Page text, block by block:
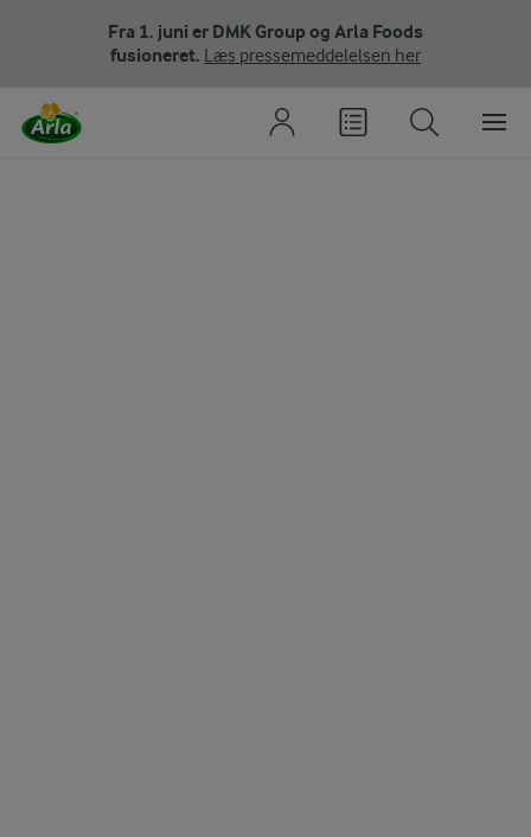
Fra 1. juni er DMK Group og Arla Foods
fusioneret. Læs pressemeddelelsen her